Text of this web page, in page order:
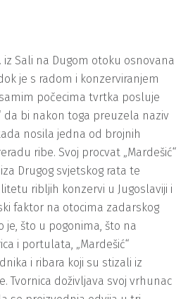
iz Sali na Dugom otoku osnovana
je s radom i konzerviranjem
počecima tvrtka posluje
da bi nakon toga preuzela naziv
nosila jedna od brojnih
ribe. Svoj procvat „Mardešić“
Drugog svjetskog rata te
ribljih konzervi u Jugoslaviji i
faktor na otocima zadarskog
je, što u pogonima, što na
i portulata, „Mardešić“
i ribara koji su stizali iz
Tvornica doživljava svoj vrhunac